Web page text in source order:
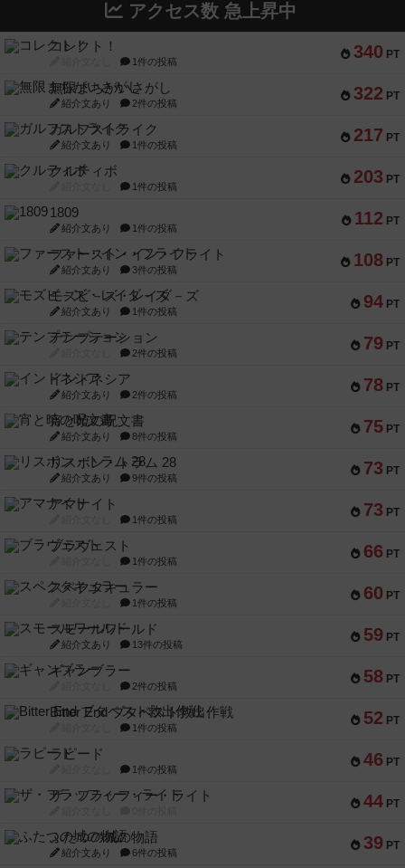
アクセス数 急上昇中
340 PT
コレクト！
1件の投稿
322 PT
無限まちがいさがし
紹介文あり 2件の投稿
217 PT
ガルフストライク
紹介文あり 1件の投稿
203 PT
クルティボ
1件の投稿
112 PT
1809
紹介文あり 1件の投稿
108 PT
ファースト・イン・フライト
紹介文あり 3件の投稿
94 PT
モズビ－ズ・レイダ－ズ
紹介文あり 1件の投稿
79 PT
テンプテーション
2件の投稿
78 PT
インドネシア
紹介文あり 2件の投稿
75 PT
宵と暁の呪文書
紹介文あり 8件の投稿
73 PT
リスボン・トラム 28
紹介文あり 9件の投稿
73 PT
アマナイト
1件の投稿
66 PT
ブラヴェスト
1件の投稿
60 PT
スペクタキュラー
1件の投稿
59 PT
スモールワールド
紹介文あり 13件の投稿
58 PT
ギャンブラー
2件の投稿
52 PT
Bitter End ブタペスト救出作戦
1件の投稿
46 PT
ラピード
1件の投稿
44 PT
ザ・フラッフィー・ライト
39 PT
ふたつの城の物語
紹介文あり 6件の投稿